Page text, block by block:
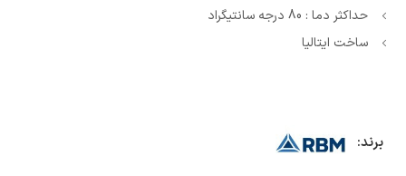
حداکثر دما : 80 درجه سانتیگراد
ساخت ایتالیا
برند: